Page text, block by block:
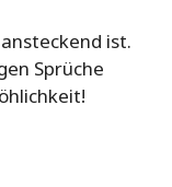
ist.
Sprüche